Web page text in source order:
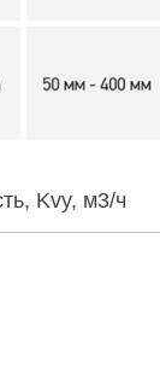
Kvy, м3/ч